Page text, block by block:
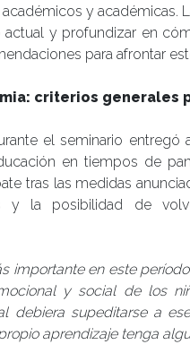
y académicas.
y profundizar en
para afrontar
criterios generales
el seminario
en tiempos de
tras las medidas
y la posibilidad de
importante en este
y social de los
debiera supeditarse a
aprendizaje tenga